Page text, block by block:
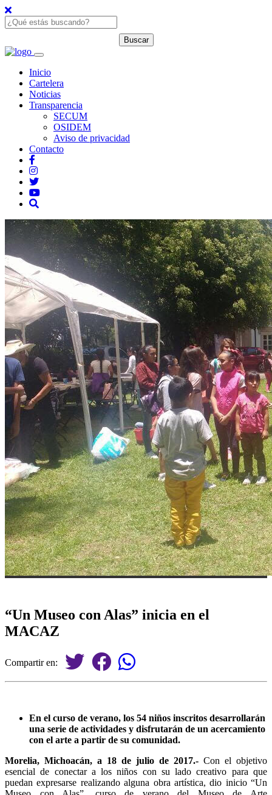
Inicio
Cartelera
Noticias
Transparencia
SECUM
OSIDEM
Aviso de privacidad
Contacto
“Un Museo con Alas” inicia en el
MACAZ
Compartir en:
En el curso de verano, los 54 niños inscritos desarrollarán
una serie de actividades y disfrutarán de un acercamiento
con el arte a partir de su comunidad.
Morelia, Michoacán, a 18 de julio de 2017.- Con el objetivo
esencial de conectar a los niños con su lado creativo para que
puedan expresarse realizando alguna obra artística, dio inicio “Un